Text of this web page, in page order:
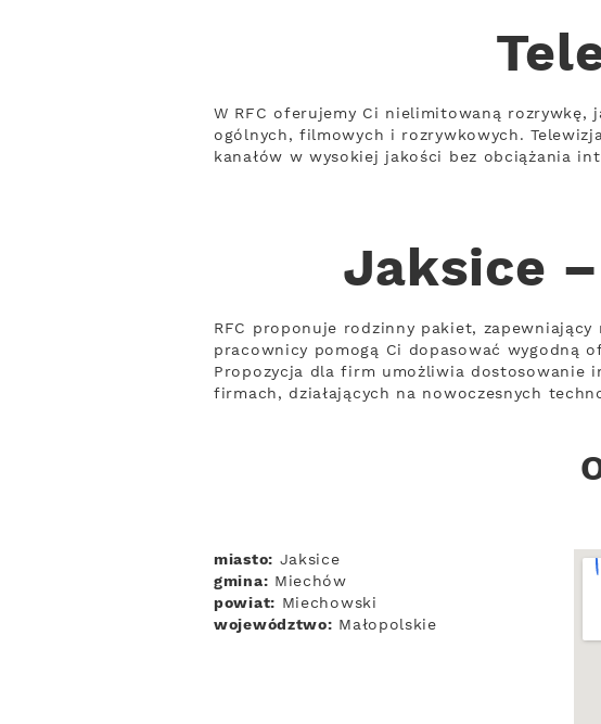
W RFC oferujemy Ci nielimitowaną rozrywkę,
ogólnych, filmowych i rozrywkowych.
kanałów w wysokiej jakości bez obciążania
Jaksice –
RFC proponuje rodzinny pakiet,
pracownicy pomogą Ci dopasować wygodną
Propozycja dla firm umożliwia
firmach, działających na nowoczesnych
miasto: Jaksice
gmina: Miechów
powiat: Miechowski
województwo: Małopolskie